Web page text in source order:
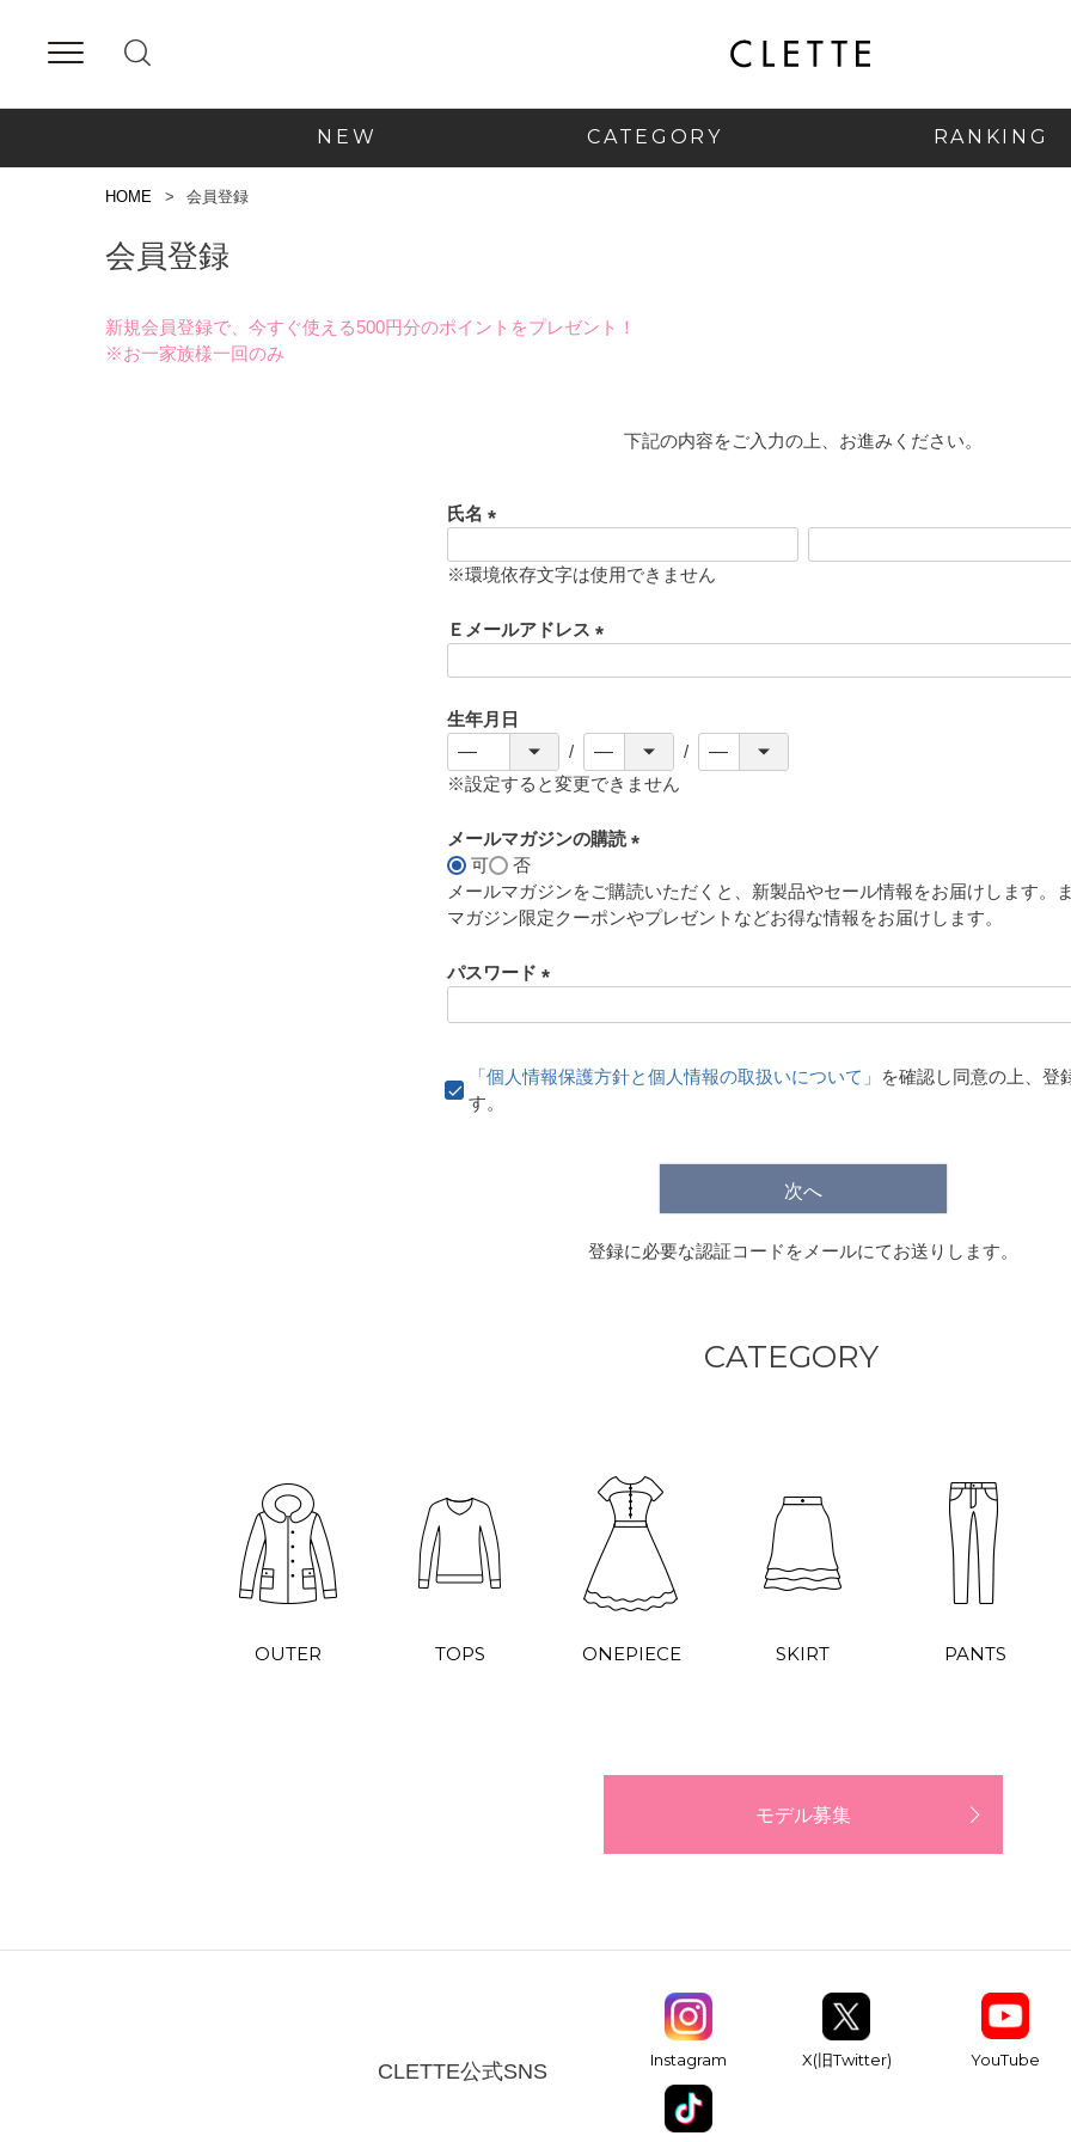
NEW CATEGORY RANKING
HOME 会員登録
会員登録
新規会員登録で、今すぐ使える500円分のポイントをプレゼント！
※お一家族様一回のみ
下記の内容をご入力の上、お進みください。
氏名
必
)
※環境依存文字は使用できません
Ｅメールアドレス
生年月日
※設定すると変更できません
メールマガジンの購読
必
須
可
否
メールマガジンをご購読いただくと、新製品やセール情報をお届けします。
マガジン限定クーポンやプレゼントなどお得な情報をお届けします。
パスワード
)
「個人情報保護方針と個人情報の取扱いについて」
を確認し同意の上、登
す。
次へ
登録に必要な認証コードをメールにてお送りします。
CATEGORY
OUTER TOPS ONEPIECE SKIRT PANTS
モデル募集
CLETTE公式SNS Instagram X(旧Twitter) YouTube